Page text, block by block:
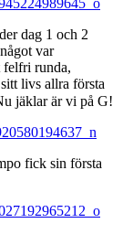
dag 1 och 2
var
felfri runda,
livs allra första
jäklar är vi på G!
fick sin första